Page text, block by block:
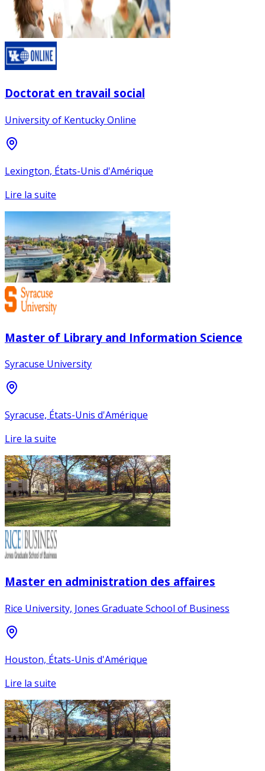
Doctorat en travail social
University of Kentucky Online
Lexington, États-Unis d'Amérique
Lire la suite
Master of Library and Information Science
Syracuse University
Syracuse, États-Unis d'Amérique
Lire la suite
Master en administration des affaires
Rice University, Jones Graduate School of Business
Houston, États-Unis d'Amérique
Lire la suite